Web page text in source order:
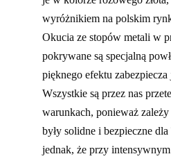
wyróżnikiem na polskim
Okucia ze stopów metali w
pokrywane są specjalną
pięknego efektu
Wszystkie są przez nas
warunkach, ponieważ
były solidne i bezpieczne
jednak, że przy